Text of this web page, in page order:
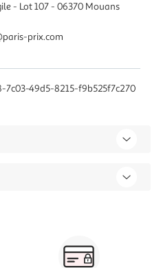
- Lot 107 - 06370 Mouans
prix.com
7c03-49d5-8215-f9b525f7c270